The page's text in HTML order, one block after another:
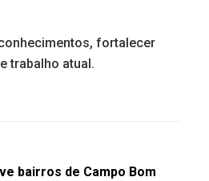
fortalecer
trabalho atual.
bairros de Campo Bom